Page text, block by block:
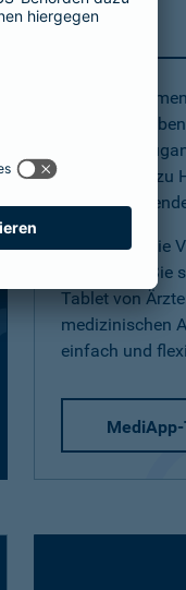
Telearzt
Mit dem
(Telearzt)
jedem Ort
einfach von zu
am
Nutzen Sie die
und lassen Sie
Tablet von
medizinischen
einfach und